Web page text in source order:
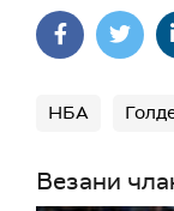
НБА
Везани